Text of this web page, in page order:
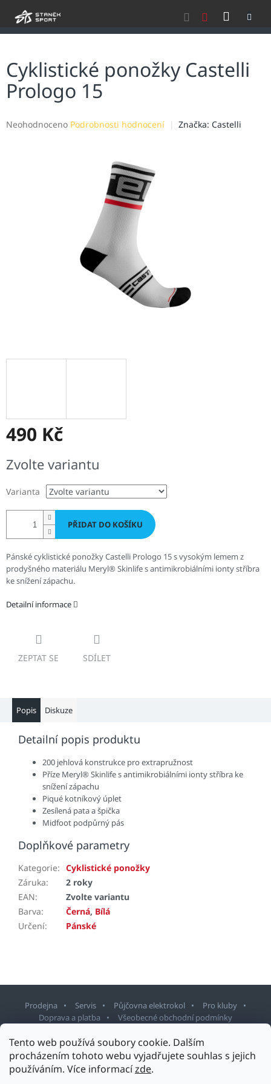
Tento web používá soubory cookie. Dalším
procházením tohoto webu vyjadřujete souhlas s jejich
používáním. Více informacízde.
Cyklistické ponožky Castelli
Prologo 15
Průměrné
Neohodnoceno Podrobnosti hodnocení Značka: Castelli
490 Kč
cena:
Zvolte variantu
Varianta
PŘIDAT DO KOŠÍKU
Pánské cyklistické ponožky Castelli Prologo 15 s vysokým lemem z
prodyšného materiálu Meryl® Skinlife s antimikrobiálními ionty stříbra
ke snížení zápachu.
Detailní informace
ZEPTAT SE SDÍLET
Popis Diskuze
Detailní popis produktu
200 jehlová konstrukce pro extrapružnost
Příze Meryl® Skinlife s antimikrobiálními ionty stříbra ke
snížení zápachu
Piqué kotníkový úplet
Zesílená pata a špička
Midfoot podpůrný pás
Doplňkové parametry
Kategorie: Cyklistické ponožky
Záruka:
2 roky
EAN:
Zvolte variantu
Barva: Černá, Bílá
Určení: Pánské
Prodejna Servis Půjčovna elektrokol
Pro kluby
Doprava a platba
Všeobecné obchodní podmínky